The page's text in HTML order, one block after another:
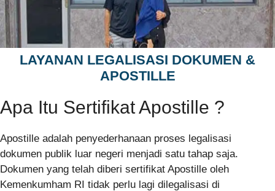
LAYANAN LEGALISASI DOKUMEN &
APOSTILLE
Apa Itu Sertifikat Apostille ?
Apostille adalah penyederhanaan proses legalisasi
dokumen publik luar negeri menjadi satu tahap saja.
Dokumen yang telah diberi sertifikat Apostille oleh
Kemenkumham RI tidak perlu lagi dilegalisasi di